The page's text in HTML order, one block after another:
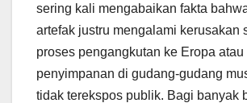
sering kali mengabaikan fakta
artefak justru mengalami kerusakan
proses pengangkutan ke Eropa atau
penyimpanan di gudang-gudang
tidak terekspos publik. Bagi banyak